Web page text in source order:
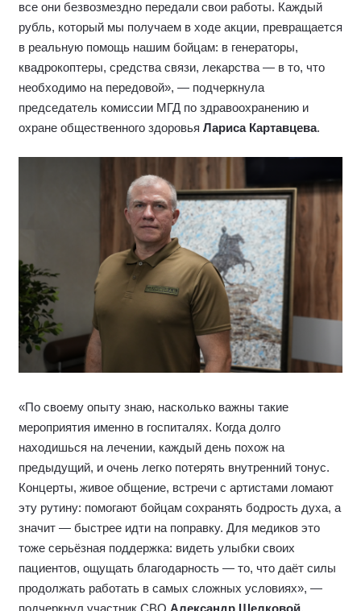
все они безвозмездно передали свои работы. Каждый
рубль, который мы получаем в ходе акции, превращается
в реальную помощь нашим бойцам: в генераторы,
квадрокоптеры, средства связи, лекарства — в то, что
необходимо на передовой», — подчеркнула
председатель комиссии МГД по здравоохранению и
охране общественного здоровья Лариса Картавцева.
«По своему опыту знаю, насколько важны такие
мероприятия именно в госпиталях. Когда долго
находишься на лечении, каждый день похож на
предыдущий, и очень легко потерять внутренний тонус.
Концерты, живое общение, встречи с артистами ломают
эту рутину: помогают бойцам сохранять бодрость духа, а
значит — быстрее идти на поправку. Для медиков это
тоже серьёзная поддержка: видеть улыбки своих
пациентов, ощущать благодарность — то, что даёт силы
продолжать работать в самых сложных условиях», —